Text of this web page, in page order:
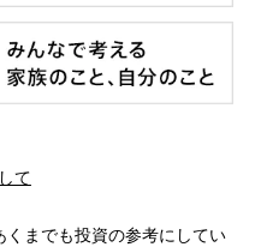
て
までも投資の参考にしてい